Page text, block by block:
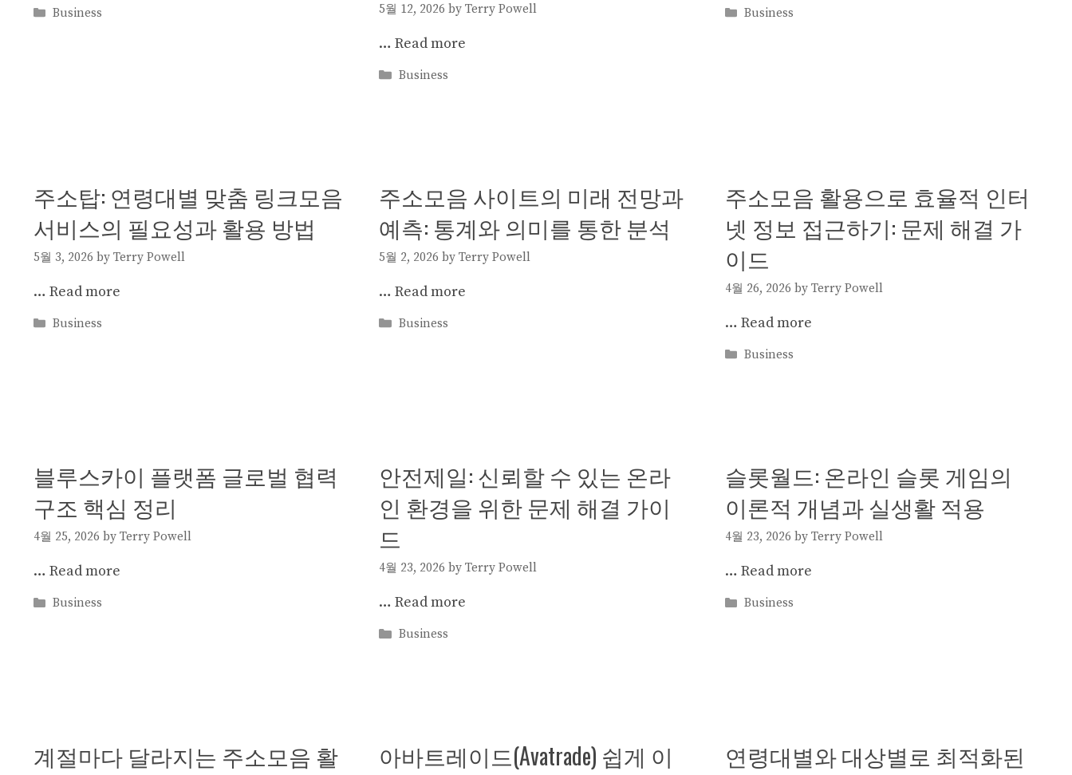
Categories
Business 5월 12, 2026 byTerry Powell
…Read more
Categories
Business
Categories
Business
주소탑: 연령대별 맞춤 링크모음
서비스의 필요성과 활용 방법
5월 3, 2026 by Terry Powell
… Read more
Categories
Business
주소모음 사이트의 미래 전망과
예측: 통계와 의미를 통한 분석
5월 2, 2026 byTerry Powell
…Read more
Categories
Business
주소모음 활용으로 효율적 인터
넷 정보 접근하기: 문제 해결 가
이드
4월 26, 2026 by Terry Powell
… Read more
Categories
Business
블루스카이 플랫폼 글로벌 협력
구조 핵심 정리
4월 25, 2026 by Terry Powell
… Read more
Categories
Business
안전제일: 신뢰할 수 있는 온라
인 환경을 위한 문제 해결 가이
드
4월 23, 2026 byTerry Powell
…Read more
Categories
Business
슬롯월드: 온라인 슬롯 게임의
이론적 개념과 실생활 적용
4월 23, 2026 by Terry Powell
… Read more
Categories
Business
계절마다 달라지는 주소모음 활
아바트레이드(Avatrade) 쉽게 이
연령대별와 대상별로 최적화된